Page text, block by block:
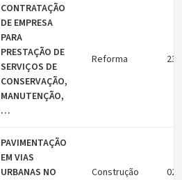
CONTRATAÇÃO
DE EMPRESA
PARA
PRESTAÇÃO DE
SERVIÇOS DE
CONSERVAÇÃO,
MANUTENÇÃO,
…
Reforma
PAVIMENTAÇÃO
EM VIAS
URBANAS NO
Construção 02/